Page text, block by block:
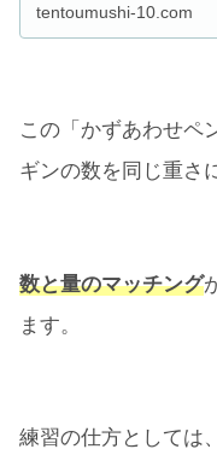
tentoumushi-10.com
この「かずあわせペ
ギンの数を同じ重さ
数と量のマッチング
ます。
練習の仕方としては、